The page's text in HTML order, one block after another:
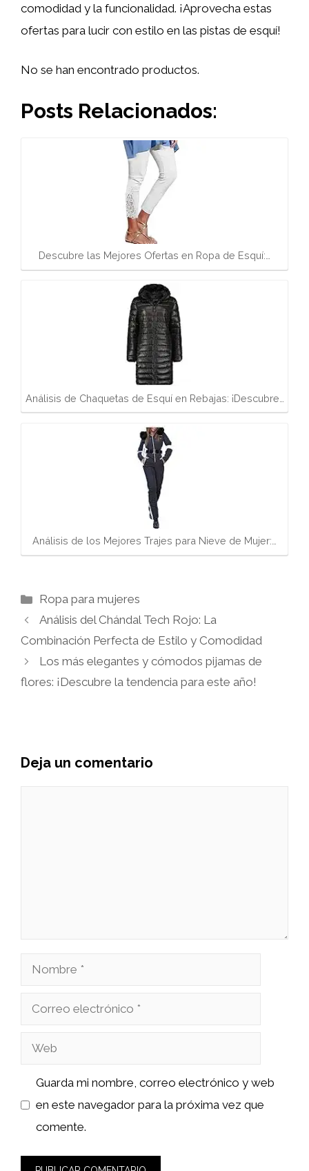
comodidad y la funcionalidad. ¡Aprovecha estas
ofertas para lucir con estilo en las pistas de esquí!
No se han encontrado productos.
Posts Relacionados:
Descubre las Mejores Ofertas en Ropa de Esquí:…
Análisis de Chaquetas de Esquí en Rebajas: ¡Descubre…
Análisis de los Mejores Trajes para Nieve de Mujer:…
Categorías
Ropa para mujeres
Análisis del Chándal Tech Rojo: La
Combinación Perfecta de Estilo y Comodidad
Los más elegantes y cómodos pijamas de
flores: ¡Descubre la tendencia para este año!
Deja un comentario
Nombre
Correo
Web
Guarda mi nombre, correo electrónico y web
en este navegador para la próxima vez que
comente.